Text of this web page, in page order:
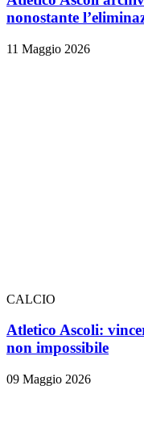
nonostante
11 Maggio 2026
CALCIO
Atletico Ascoli:
non impossibile
09 Maggio 2026